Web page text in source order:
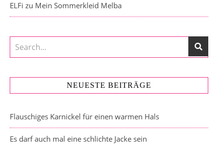
ELFi zu Mein Sommerkleid Melba
NEUESTE BEITRÄGE
Flauschiges Karnickel für einen warmen Hals
Es darf auch mal eine schlichte Jacke sein